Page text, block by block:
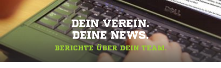
DEIN VEREIN.
DEINE NEWS.
BERICHTE ÜBER DEIN TEAM.